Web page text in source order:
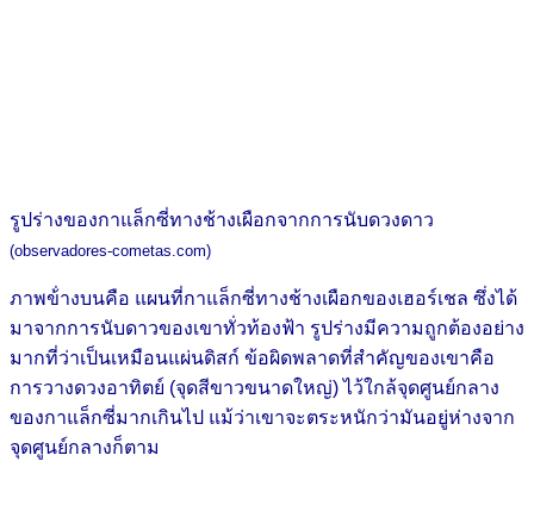
รูปร่างของกาแล็กซี่ทางช้างเผือกจากการนับดวงดาว
(observadores-cometas.com)
ภาพข้่างบนคือ แผนที่กาแล็กซี่ทางช้างเผือกของเฮอร์เชล ซึ่งได้
มาจากการนับดาวของเขาทั่วท้องฟ้า รูปร่างมีความถูกต้องอย่าง
มากที่ว่าเป็นเหมือนแผ่นดิสก์ ข้อผิดพลาดที่สำคัญของเขาคือ
การวางดวงอาทิตย์ (จุดสีขาวขนาดใหญ่) ไว้ใกล้จุดศูนย์กลาง
ของกาแล็กซี่มากเกินไป แม้ว่าเขาจะตระหนักว่ามันอยู่ห่างจาก
จุดศูนย์กลางก็ตาม